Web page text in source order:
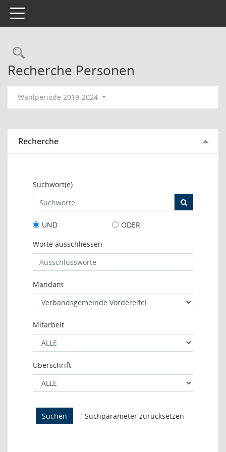
Toggle navigation
Rechercheauswahl
Recherche Personen
Wahlperiode 2019-2024
Recherche
Suchwort(e)
UND
ODER
Worte ausschliessen
Mandant
Mitarbeit
Überschrift